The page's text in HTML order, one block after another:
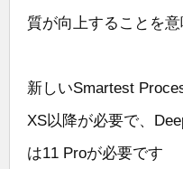
質が向上することを
新しいSmartest
XS以降が必要で、
は11 Proが必要です